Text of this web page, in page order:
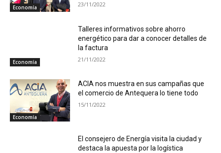
Economía 23/11/2022
Economía
Talleres informativos sobre ahorro
energético para dar a conocer detalles de
la factura
21/11/2022
Economía
ACIA nos muestra en sus campañas que
el comercio de Antequera lo tiene todo
15/11/2022
El consejero de Energía visita la ciudad y
destaca la apuesta por la logística